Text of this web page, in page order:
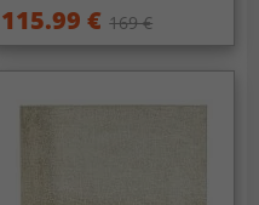
115.99 € 169 €